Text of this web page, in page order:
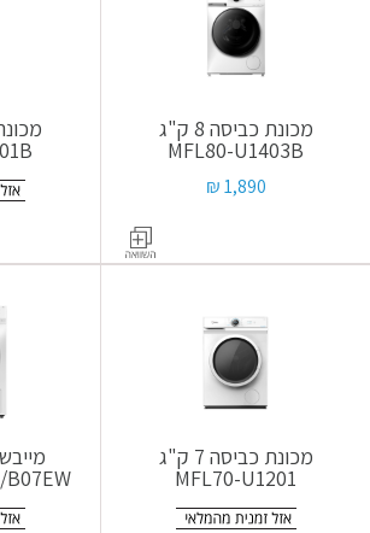
מכונת כביסה 8 ק"ג
MFL80-U1403B
1,890 ₪
מכונת
מכונת כביסה 7 ק"ג
MFL70-U1201
מייבש
B07EW